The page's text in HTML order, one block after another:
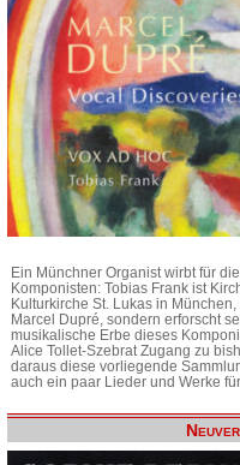
Ein Münchner Organist wirbt für
Komponisten: Tobias Frank ist
Kulturkirche St. Lukas in
Marcel Dupré, sondern erforscht
musikalische Erbe dieses
Alice Tollet-Szebrat Zugang zu
daraus diese vorliegende
auch ein paar Lieder und Werke